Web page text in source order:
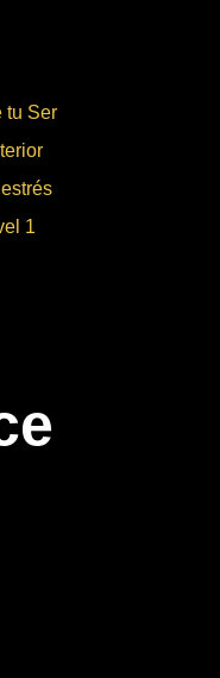
tu Ser
1